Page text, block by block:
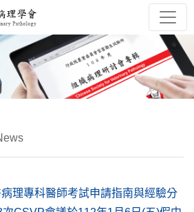
理專科醫師考試申請指南與經驗分